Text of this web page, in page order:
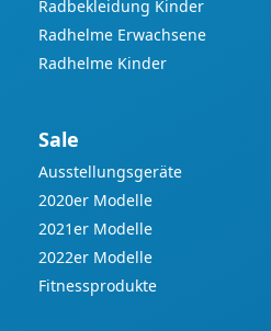
Radbekleidung Kinder
Radhelme Erwachsene
Radhelme Kinder
Sale
Ausstellungsgeräte
2020er Modelle
2021er Modelle
2022er Modelle
Fitnessprodukte